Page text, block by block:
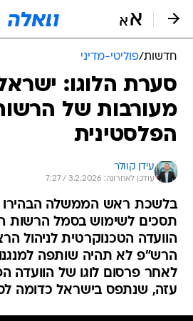
חדשות/פוליטי-מדיני
סערת הלוגו:
מעורבות של
הפלסטינית
עידן קוולר
עודכן לאחרונה: 3.2.2026 / 7:27
בלשכת ראש הממשלה הבהירו
תסכים לשימוש בסמל הרשות
הוועדה הטכנוקרטית לניהול
הרש"פ לא תהיה שותפה
לאחר פרסום לוגו של הוועדה
עזה, שנתפס בישראל כדומה